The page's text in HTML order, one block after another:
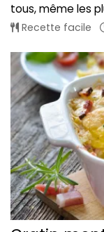
tous, même les
Recette facile